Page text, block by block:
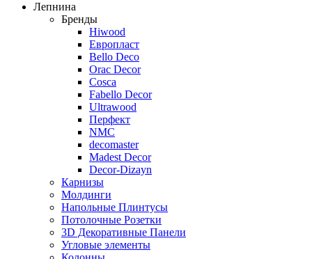
Лепнина
Бренды
Hiwood
Европласт
Bello Deco
Orac Decor
Cosca
Fabello Decor
Ultrawood
Перфект
NMC
decomaster
Madest Decor
Decor-Dizayn
Карнизы
Молдинги
Напольные Плинтусы
Потолочные Розетки
3D Декоративные Панели
Угловые элементы